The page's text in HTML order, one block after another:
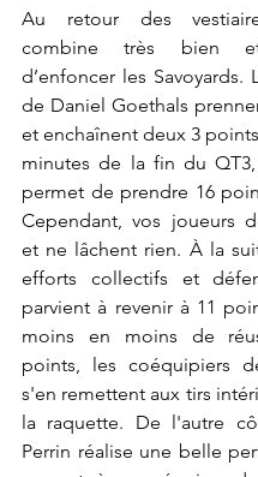
Au retour des
combine très bien
d’enfoncer les Savoyards.
de Daniel Goethals
et enchaînent deux 3
minutes de la fin du
permet de prendre 16
Cependant, vos joueurs
et ne lâchent rien. À la
efforts collectifs et
parvient à revenir à 11
moins en moins de
points, les coéquipiers
s'en remettent aux tirs
la raquette. De l'autre
Perrin réalise une belle